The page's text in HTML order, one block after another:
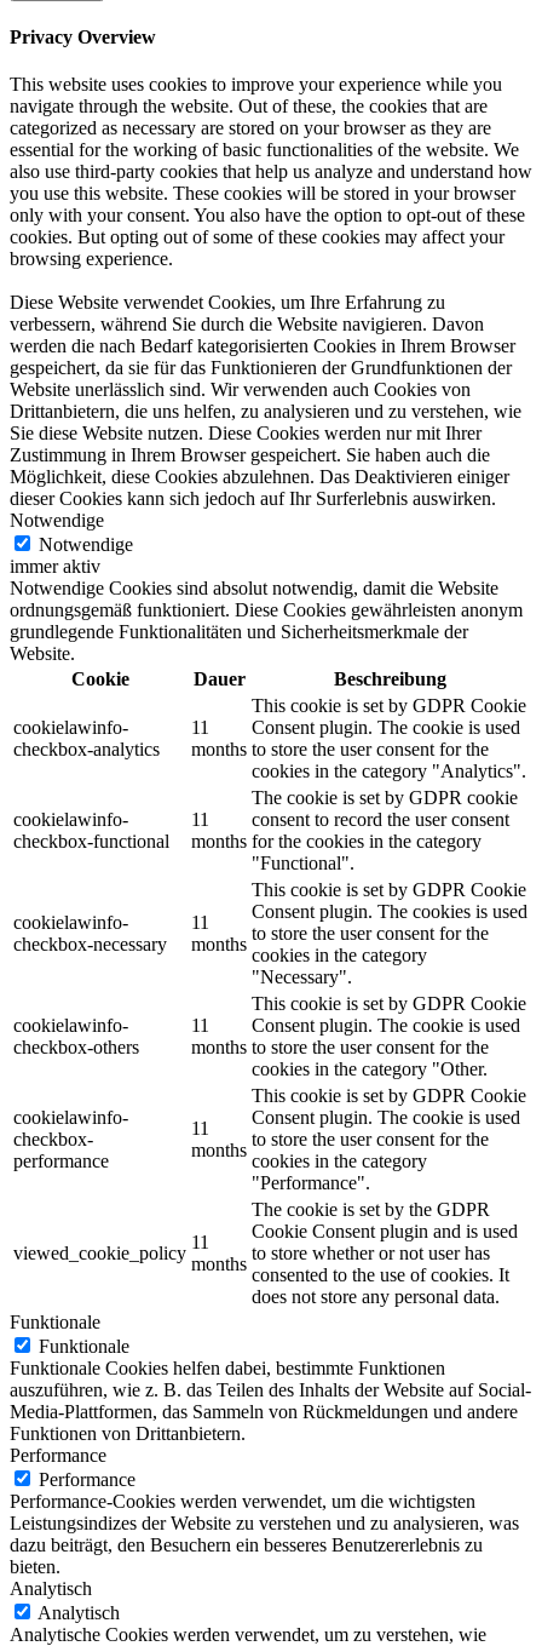
Privacy Overview
This website uses cookies to improve your experience while you
navigate through the website. Out of these, the cookies that are
categorized as necessary are stored on your browser as they are
essential for the working of basic functionalities of the website. We
also use third-party cookies that help us analyze and understand how
you use this website. These cookies will be stored in your browser
only with your consent. You also have the option to opt-out of these
cookies. But opting out of some of these cookies may affect your
browsing experience.
Diese Website verwendet Cookies, um Ihre Erfahrung zu
verbessern, während Sie durch die Website navigieren. Davon
werden die nach Bedarf kategorisierten Cookies in Ihrem Browser
gespeichert, da sie für das Funktionieren der Grundfunktionen der
Website unerlässlich sind. Wir verwenden auch Cookies von
Drittanbietern, die uns helfen, zu analysieren und zu verstehen, wie
Sie diese Website nutzen. Diese Cookies werden nur mit Ihrer
Zustimmung in Ihrem Browser gespeichert. Sie haben auch die
Möglichkeit, diese Cookies abzulehnen. Das Deaktivieren einiger
dieser Cookies kann sich jedoch auf Ihr Surferlebnis auswirken.
Notwendige
Notwendige
immer aktiv
Notwendige Cookies sind absolut notwendig, damit die Website
ordnungsgemäß funktioniert. Diese Cookies gewährleisten anonym
grundlegende Funktionalitäten und Sicherheitsmerkmale der
Website.
Cookie
Dauer Beschreibung
cookielawinfo-
checkbox-analytics
11
months
This cookie is set by GDPR Cookie
Consent plugin. The cookie is used
to store the user consent for the
cookies in the category "Analytics".
cookielawinfo-
checkbox-functional
11
months
The cookie is set by GDPR cookie
consent to record the user consent
for the cookies in the category
"Functional".
cookielawinfo-
checkbox-necessary
11
months
This cookie is set by GDPR Cookie
Consent plugin. The cookies is used
to store the user consent for the
cookies in the category
"Necessary".
cookielawinfo-
checkbox-others
11
months
This cookie is set by GDPR Cookie
Consent plugin. The cookie is used
to store the user consent for the
cookies in the category "Other.
cookielawinfo-
checkbox-
performance
11
months
This cookie is set by GDPR Cookie
Consent plugin. The cookie is used
to store the user consent for the
cookies in the category
"Performance".
viewed_cookie_policy
11
months
The cookie is set by the GDPR
Cookie Consent plugin and is used
to store whether or not user has
consented to the use of cookies. It
does not store any personal data.
Funktionale
Funktionale
Funktionale Cookies helfen dabei, bestimmte Funktionen
auszuführen, wie z. B. das Teilen des Inhalts der Website auf Social-
Media-Plattformen, das Sammeln von Rückmeldungen und andere
Funktionen von Drittanbietern.
Performance
Performance
Performance-Cookies werden verwendet, um die wichtigsten
Leistungsindizes der Website zu verstehen und zu analysieren, was
dazu beiträgt, den Besuchern ein besseres Benutzererlebnis zu
bieten.
Analytisch
Analytisch
Analytische Cookies werden verwendet, um zu verstehen, wie